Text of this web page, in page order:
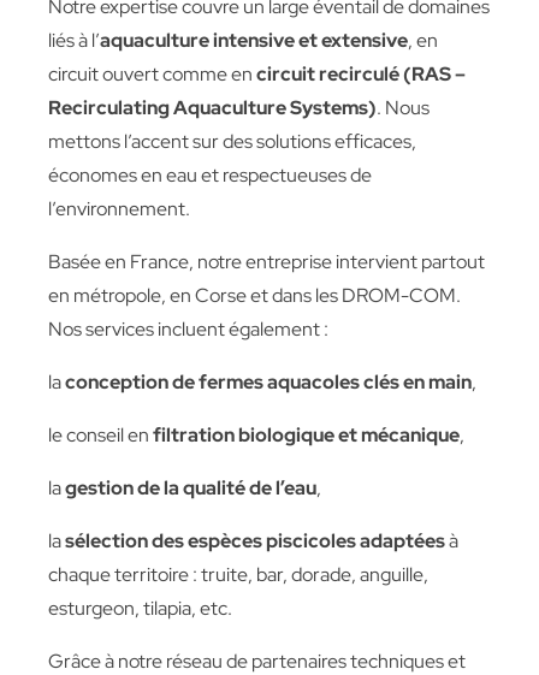
Notre expertise couvre un large éventail de domaines
liés à l’aquaculture intensive et extensive, en
circuit ouvert comme encircuit recirculé (RAS –
Recirculating Aquaculture Systems). Nous
mettons l’accent sur des solutions efficaces,
économes en eau et respectueuses de
l’environnement.
Basée en France, notre entreprise intervient partout
en métropole, en Corse et dans les DROM-COM.
Nos services incluent également :
laconception de fermes aquacoles clés en main,
le conseil enfiltration biologique et mécanique,
lagestion de la qualité de l’eau,
lasélection des espèces piscicoles adaptéesà
chaque territoire : truite, bar, dorade, anguille,
esturgeon, tilapia, etc.
Grâce à notre réseau de partenaires techniques et